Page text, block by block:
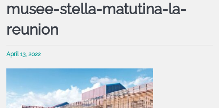
musee-stella-matutina-la-
reunion
April 13, 2022